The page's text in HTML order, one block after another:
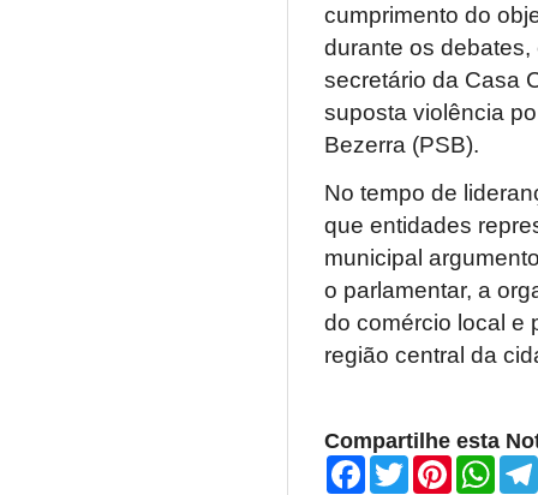
cumprimento do
durante os
secretário da Casa
suposta violência
Bezerra (PSB).
No tempo de
que entidades
municipal
o parlamentar, a
do comércio local e
região central da
Compartilhe esta
w